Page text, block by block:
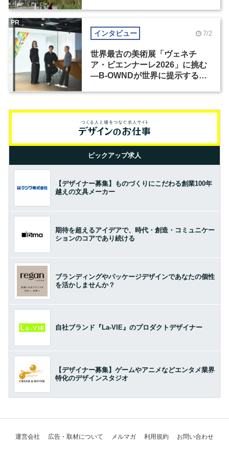
インタビュー 7/2
世界最古の美術展「ヴェネチ
ア・ビエンナーレ2026」に挑む
―B-OWNDが世界に提示する美
PR
ピックアップ求人
【デザイナー募集】ものづくりにこだわる創業100年
越えの文具メーカー
期待を超えるアイデアで、時代・創造・コミュニケー
ションのコアであり続ける
ブランディングやパッケージデザインであなたの個性
を活かしませんか？
自社ブランド『La-VIE』のプロダクトデザイナー
【デザイナー募集】ゲームやアニメなどエンタメ業界
特化のデザインスタジオ
運営会社 広告・取材について メルマガ 利用規約 お問い合わせ